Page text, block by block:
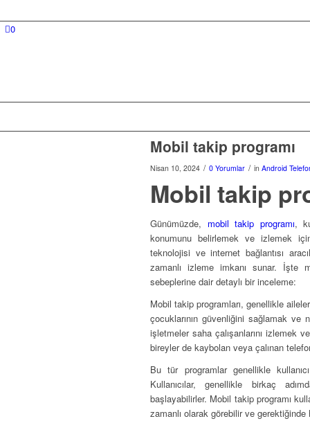
0
Mobil takip programı
Nisan 10, 2024 / 0 Yorumlar / in Android
Mobil takip
Günümüzde, mobil takip programı,
konumunu belirlemek ve izlemek
teknolojisi ve internet bağlantısı
zamanlı izleme imkanı sunar. İşte
sebeplerine dair detaylı bir inceleme:
Mobil takip programları, genellikle
çocuklarının güvenliğini sağlamak ve
işletmeler saha çalışanlarını izlemek
bireyler de kaybolan veya çalınan
Bu tür programlar genellikle
Kullanıcılar, genellikle birkaç
başlayabilirler. Mobil takip programı
zamanlı olarak görebilir ve gerektiğinde